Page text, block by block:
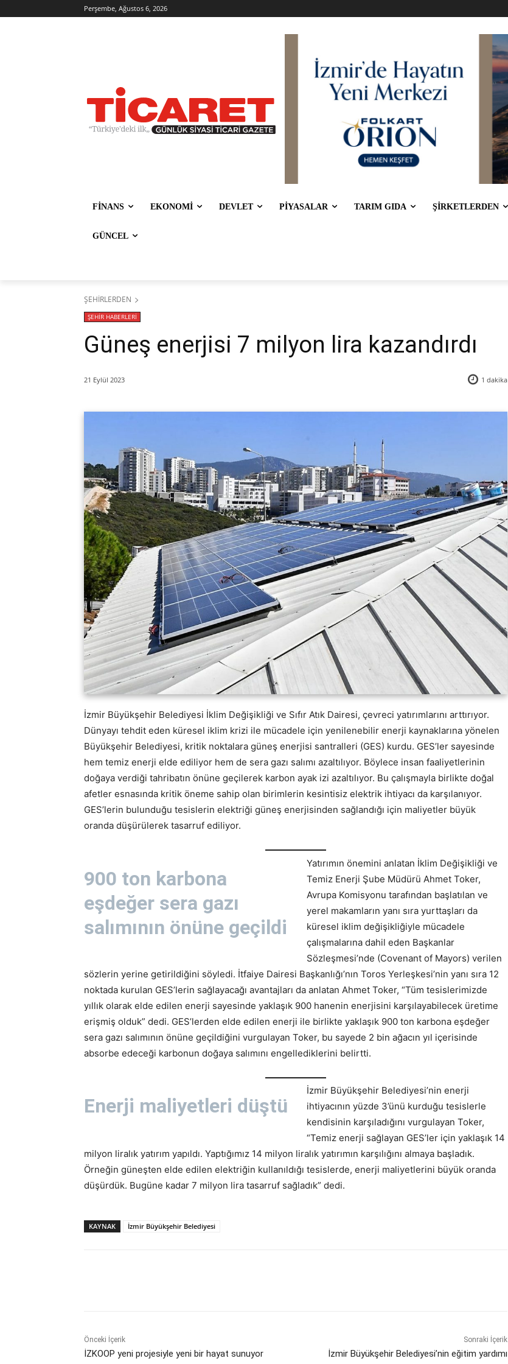
Perşembe, Ağustos 6, 2026
FİNANS EKONOMİ DEVLET PİYASALAR TARIM GIDA ŞİRKETLERDEN
GÜNCEL
ŞEHİRLERDEN
ŞEHİR HABERLERİ
Güneş enerjisi 7 milyon lira kazandırdı
21 Eylül 2023 1 dakika
İzmir Büyükşehir Belediyesi İklim Değişikliği ve Sıfır Atık Dairesi, çevreci yatırımlarını arttırıyor.
Dünyayı tehdit eden küresel iklim krizi ile mücadele için yenilenebilir enerji kaynaklarına yönelen
Büyükşehir Belediyesi, kritik noktalara güneş enerjisi santralleri (GES) kurdu. GES’ler sayesinde
hem temiz enerji elde ediliyor hem de sera gazı salımı azaltılıyor. Böylece insan faaliyetlerinin
doğaya verdiği tahribatın önüne geçilerek karbon ayak izi azaltılıyor. Bu çalışmayla birlikte doğal
afetler esnasında kritik öneme sahip olan birimlerin kesintisiz elektrik ihtiyacı da karşılanıyor.
GES’lerin bulunduğu tesislerin elektriği güneş enerjisinden sağlandığı için maliyetler büyük
oranda düşürülerek tasarruf ediliyor.
900 ton karbona
eşdeğer sera gazı
salımının önüne geçildi
Yatırımın önemini anlatan İklim Değişikliği ve
Temiz Enerji Şube Müdürü Ahmet Toker,
Avrupa Komisyonu tarafından başlatılan ve
yerel makamların yanı sıra yurttaşları da
küresel iklim değişikliğiyle mücadele
çalışmalarına dahil eden Başkanlar
Sözleşmesi’nde (Covenant of Mayors) verilen
sözlerin yerine getirildiğini söyledi. İtfaiye Dairesi Başkanlığı’nın Toros Yerleşkesi’nin yanı sıra 12
noktada kurulan GES’lerin sağlayacağı avantajları da anlatan Ahmet Toker, “Tüm tesislerimizde
yıllık olarak elde edilen enerji sayesinde yaklaşık 900 hanenin enerjisini karşılayabilecek üretime
erişmiş olduk” dedi. GES’lerden elde edilen enerji ile birlikte yaklaşık 900 ton karbona eşdeğer
sera gazı salımının önüne geçildiğini vurgulayan Toker, bu sayede 2 bin ağacın yıl içerisinde
absorbe edeceği karbonun doğaya salımını engellediklerini belirtti.
Enerji maliyetleri düştü
İzmir Büyükşehir Belediyesi’nin enerji
ihtiyacının yüzde 3’ünü kurduğu tesislerle
kendisinin karşıladığını vurgulayan Toker,
“Temiz enerji sağlayan GES’ler için yaklaşık 14
milyon liralık yatırım yapıldı. Yaptığımız 14 milyon liralık yatırımın karşılığını almaya başladık.
Örneğin güneşten elde edilen elektriğin kullanıldığı tesislerde, enerji maliyetlerini büyük oranda
düşürdük. Bugüne kadar 7 milyon lira tasarruf sağladık” dedi.
KAYNAK İzmir Büyükşehir Belediyesi
Önceki İçerik
İZKOOP yeni projesiyle yeni bir hayat sunuyor
Sonraki İçerik
İzmir Büyükşehir Belediyesi’nin eğitim yardımı